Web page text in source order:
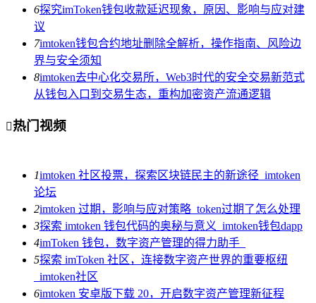
6探究imToken钱包收款延迟现象，原因、影响与应对建
议
7imtoken钱包合约地址删除全解析，操作指南、风险边
界与安全须知
8imtoken去中心化交易所，Web3时代的安全交易新范式
从钱包入口到交易生态，重构加密资产流通逻辑
热门视频
1imtoken 社区投票，探索区块链民主的新途径_imtoken
论坛
2imtoken 过期，影响与应对策略_token过期了怎么处理
3探索 imtoken 钱包代码的奥秘与意义_imtoken钱包dapp
4imToken 钱包，数字资产管理的得力助手_
5探索 imToken 社区，连接数字资产世界的重要枢纽
_imtoken社区
6imtoken 安卓版下载 20，开启数字资产管理新征程